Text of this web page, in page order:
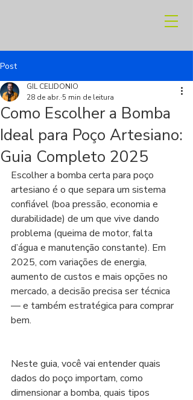
Post
Como Escolher a Bomba
Ideal para Poço Artesiano:
Guia Completo 2025
GIL CELIDONIO
28 de abr. 5 min de leitura
Escolher a bomba certa para poço
artesiano é o que separa um sistema
confiável (boa pressão, economia e
durabilidade) de um que vive dando
problema (queima de motor, falta
d’água e manutenção constante). Em
2025, com variações de energia,
aumento de custos e mais opções no
mercado, a decisão precisa ser técnica
— e também estratégica para comprar
bem.
Neste guia, você vai entender quais
dados do poço importam, como
dimensionar a bomba, quais tipos